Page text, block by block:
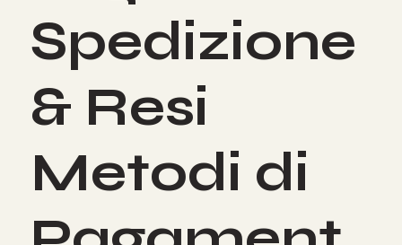
Spedizione
& Resi
Metodi di